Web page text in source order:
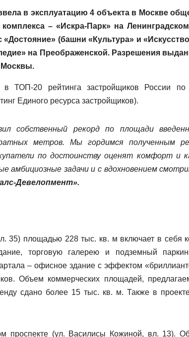
в эксплуатацию 4 объекта в Москве
– «Искра-Парк» на
(башни «Культура» и
на Преображенской. Разрешения
Москвы.
ТОП-20 рейтинга застройщиков России
Единого ресурса застройщиков).
собственный рекорд по площади
метров. Мы гордимся полученным
по достоинству оценят комфорт и
амбициозные задачи и с вдохновением
Девелопмент».
35) площадью 228 тыс. кв. м включает в себя
торговую галерею и подземный
– офисное здание с эффектом
Объем коммерческих площадей,
сдано более 15 тыс. кв. м. Также в
проспекте (ул. Василисы Кожиной, вл. 13).